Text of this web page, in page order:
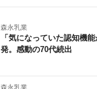
森永乳業
「気になっていた認知機
発。感動の70代続出
森永乳業